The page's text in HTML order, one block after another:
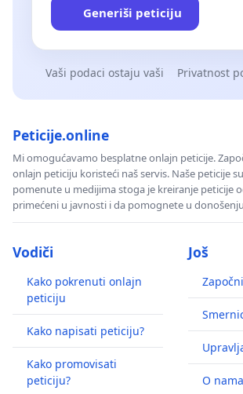
Generiši peticiju
Vaši podaci ostaju vaši Privatnost
Peticije.online
Mi omogućavamo besplatne onlajn peticije.
onlajn peticiju koristeći naš servis. Naše peticije
pomenute u medijima stoga je kreiranje peticije
primećeni u javnosti i da pomognete u
Vodiči
Kako pokrenuti onlajn
peticiju
Kako napisati peticiju?
Kako promovisati
peticiju?
Još
O nama